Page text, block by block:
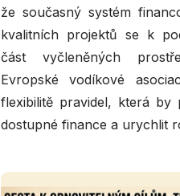
že současný systém
kvalitních projektů se k
část vyčleněných
Evropské vodíkové
flexibilitě pravidel, která by
dostupné finance a urychlit